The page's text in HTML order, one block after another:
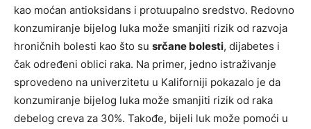
kao moćan antioksidans i protuupalno sredstvo. Redovno
konzumiranje bijelog luka može smanjiti rizik od razvoja
hroničnih bolesti kao što su srčane bolesti, dijabetes i
čak određeni oblici raka. Na primer, jedno istraživanje
sprovedeno na univerzitetu u Kaliforniji pokazalo je da
konzumiranje bijelog luka može smanjiti rizik od raka
debelog creva za 30%. Takođe, bijeli luk može pomoći u